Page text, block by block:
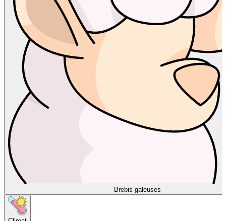
Brebis galeuses